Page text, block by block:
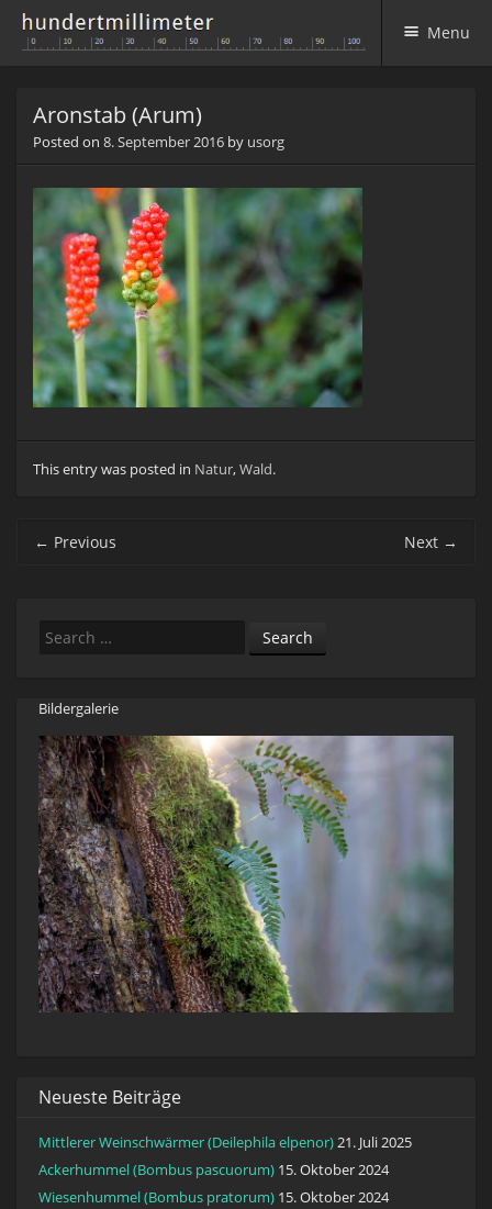
Menu
Aronstab (Arum)
Posted on 8. September 2016 by usorg
This entry was posted in Natur,Wald.
Post navigation
← Previous Next →
Search
Bildergalerie
Neueste Beiträge
Mittlerer Weinschwärmer (Deilephila elpenor)21. Juli 2025
Ackerhummel (Bombus pascuorum) 15. Oktober 2024
Wiesenhummel (Bombus pratorum) 15. Oktober 2024